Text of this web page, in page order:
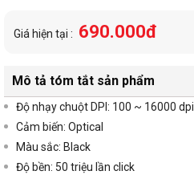
Giá hiện tại : 690.000đ
Mô tả tóm tắt sản phẩm
Độ nhạy chuột DPI: 100 ~ 16000 dpi
Cảm biến: Optical
Màu sắc: Black
Độ bền: 50 triệu lần click